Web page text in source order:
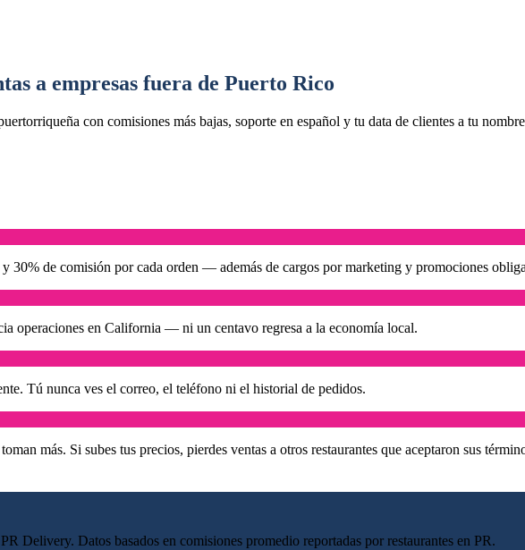
a empresas fuera de Puerto Rico
con comisiones más bajas, soporte en español y tu data de clientes a tu
30% de comisión por cada orden — además de cargos por marketing y promociones
operaciones en California — ni un centavo regresa a la economía local.
Tú nunca ves el correo, el teléfono ni el historial de pedidos.
más. Si subes tus precios, pierdes ventas a otros restaurantes que aceptaron sus
Delivery. Datos basados en comisiones promedio reportadas por restaurantes en PR.